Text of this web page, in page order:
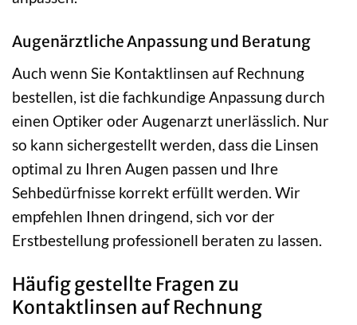
Augenärztliche Anpassung und Beratung
Auch wenn Sie Kontaktlinsen auf Rechnung
bestellen, ist die fachkundige Anpassung durch
einen Optiker oder Augenarzt unerlässlich. Nur
so kann sichergestellt werden, dass die Linsen
optimal zu Ihren Augen passen und Ihre
Sehbedürfnisse korrekt erfüllt werden. Wir
empfehlen Ihnen dringend, sich vor der
Erstbestellung professionell beraten zu lassen.
Häufig gestellte Fragen zu
Kontaktlinsen auf Rechnung